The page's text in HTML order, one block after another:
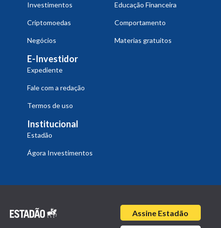
Investimentos Educação Financeira
Criptomoedas Comportamento
Negócios Materias gratuitos
E-Investidor
Expediente
Fale com a redação
Termos de uso
Institucional
Estadão
Ágora Investimentos
Assine Estadão